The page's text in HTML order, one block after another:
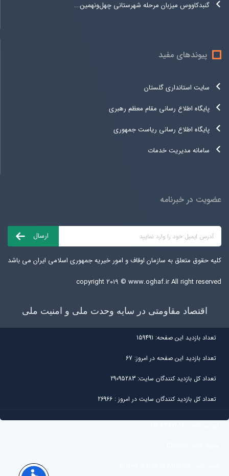
گنبدکاووس میزبان مرحله شهرستانی چهل‌ونهمین...
پیوندهای مفید
سایت استانداری گلستان
پایگاه اطلاع رسانی مقام معظم رهبری
پایگاه اطلاع رسانی ریاست جمهوری
سامانه مدیریت خدمات
عضویت در خبرنامه
کلیه حقوق متعلق به سازمان اوقاف و امور خیریه جمهوری اسلامی ایران می باشد
copyright ۲۰۱۹ © www.oghaf.irAll right reserved
اقتصاد مقاومتی در سایه وحدت ملی و امنیت ملی
تعداد بازديد اين صفحه: 159491
تعداد بازديد اين صفحه در امروز: 67
تعداد کل بازديد کنندگان سايت: 29095283
تعداد کل بازديد کنندگان سایت در امروز : 26966